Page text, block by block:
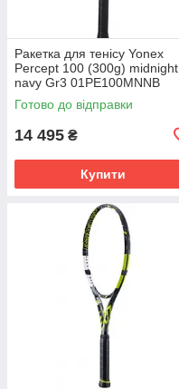
Ракетка для тенісу Yonex
Percept 100 (300g) midnight
navy Gr3 01PE100MNNB
Готово до відправки
14 495 ₴
Купити